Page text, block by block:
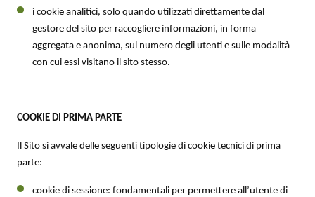
i cookie analitici, solo quando utilizzati direttamente dal
gestore del sito per raccogliere informazioni, in forma
aggregata e anonima, sul numero degli utenti e sulle modalità
con cui essi visitano il sito stesso.
COOKIE DI PRIMA PARTE
Il Sito si avvale delle seguenti tipologie di cookie tecnici di prima
parte:
cookie di sessione: fondamentali per permettere all’utente di